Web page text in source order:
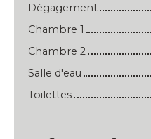
Dégagement
Chambre 1
Chambre 2
Salle d'eau
Toilettes